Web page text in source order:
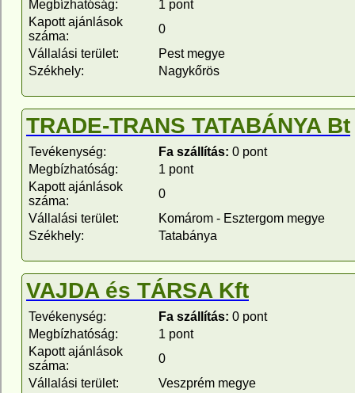
Megbízhatóság:
1 pont
Kapott ajánlások
száma:
0
Vállalási terület:
Pest megye
Székhely:
Nagykőrös
TRADE-TRANS TATABÁNYA Bt
Tevékenység: Fa szállítás: 0 pont
Megbízhatóság:
1 pont
Kapott ajánlások
száma:
0
Vállalási terület:
Komárom - Esztergom megye
Székhely:
Tatabánya
VAJDA és TÁRSA Kft
Tevékenység: Fa szállítás: 0 pont
Megbízhatóság:
1 pont
Kapott ajánlások
száma:
0
Vállalási terület:
Veszprém megye